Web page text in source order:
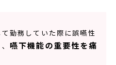
勤務していた際に誤嚥性
嚥下機能の重要性を痛